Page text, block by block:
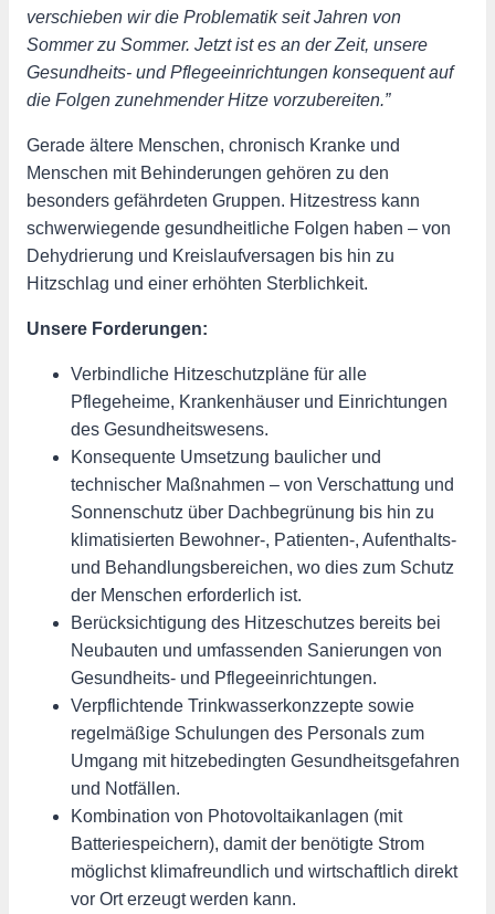
verschieben wir die Problematik seit Jahren von
Sommer zu Sommer. Jetzt ist es an der Zeit, unsere
Gesundheits- und Pflegeeinrichtungen konsequent auf
die Folgen zunehmender Hitze vorzubereiten.”
Gerade ältere Menschen, chronisch Kranke und
Menschen mit Behinderungen gehören zu den
besonders gefährdeten Gruppen. Hitzestress kann
schwerwiegende gesundheitliche Folgen haben – von
Dehydrierung und Kreislaufversagen bis hin zu
Hitzschlag und einer erhöhten Sterblichkeit.
Unsere Forderungen:
Verbindliche Hitzeschutzpläne für alle
Pflegeheime, Krankenhäuser und Einrichtungen
des Gesundheitswesens.
Konsequente Umsetzung baulicher und
technischer Maßnahmen – von Verschattung und
Sonnenschutz über Dachbegrünung bis hin zu
klimatisierten Bewohner-, Patienten-, Aufenthalts-
und Behandlungsbereichen, wo dies zum Schutz
der Menschen erforderlich ist.
Berücksichtigung des Hitzeschutzes bereits bei
Neubauten und umfassenden Sanierungen von
Gesundheits- und Pflegeeinrichtungen.
Verpflichtende Trinkwasserkonzzepte sowie
regelmäßige Schulungen des Personals zum
Umgang mit hitzebedingten Gesundheitsgefahren
und Notfällen.
Kombination von Photovoltaikanlagen (mit
Batteriespeichern), damit der benötigte Strom
möglichst klimafreundlich und wirtschaftlich direkt
vor Ort erzeugt werden kann.